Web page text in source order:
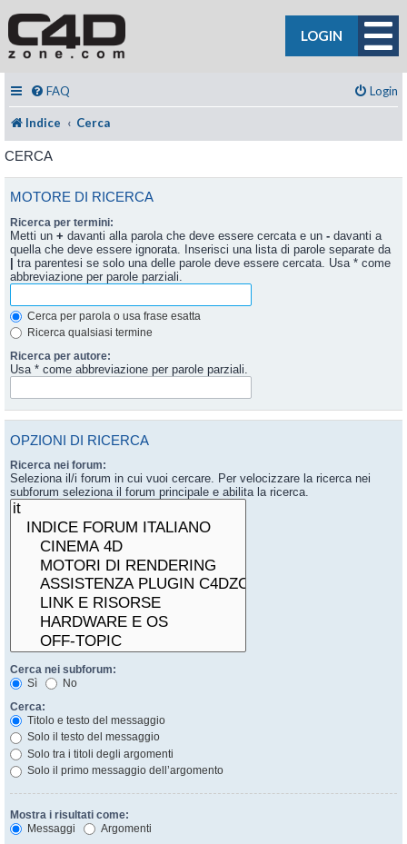
LOGIN
FAQ Login
Indice Cerca
CERCA
MOTORE DI RICERCA
Ricerca per termini:
Metti un + davanti alla parola che deve essere cercata e un - davanti a
quella che deve essere ignorata. Inserisci una lista di parole separate da
| tra parentesi se solo una delle parole deve essere cercata. Usa * come
abbreviazione per parole parziali.
Cerca per parola o usa frase esatta
Ricerca qualsiasi termine
Ricerca per autore:
Usa * come abbreviazione per parole parziali.
OPZIONI DI RICERCA
Ricerca nei forum:
Seleziona il/i forum in cui vuoi cercare. Per velocizzare la ricerca nei
subforum seleziona il forum principale e abilita la ricerca.
Cerca nei subforum:
Sì
No
Cerca:
Titolo e testo del messaggio
Solo il testo del messaggio
Solo tra i titoli degli argomenti
Solo il primo messaggio dell’argomento
Mostra i risultati come:
Messaggi
Argomenti